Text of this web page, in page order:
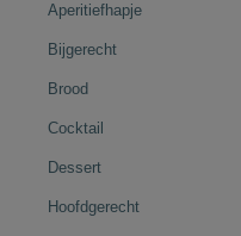
Aperitiefhapje
Bijgerecht
Brood
Cocktail
Dessert
Hoofdgerecht